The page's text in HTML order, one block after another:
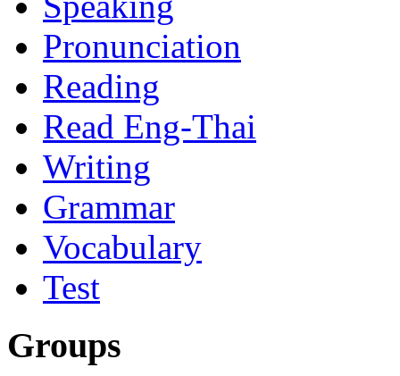
Pronunciation
Reading
Read Eng-Thai
Writing
Grammar
Vocabulary
Test
Groups